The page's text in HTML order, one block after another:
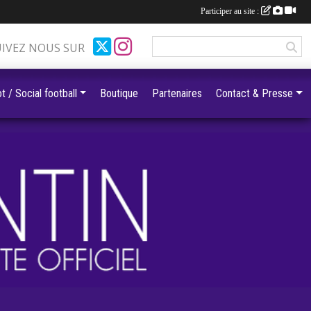
NOUS SUR
/ Social football Boutique Partenaires Contact & Presse
Participer au site :